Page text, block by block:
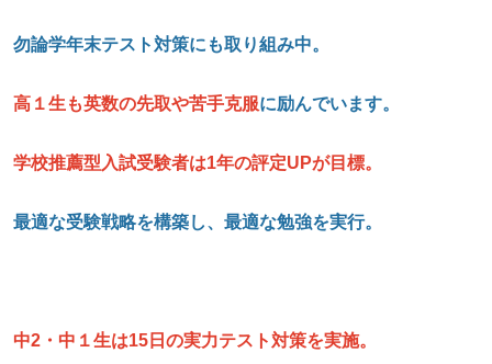
勿論学年末テスト対策にも取り組み中。
高１生も英数の先取や苦手克服に励んでいます。
学校推薦型入試受験者は1年の評定UPが目標。
最適な受験戦略を構築し、最適な勉強を実行。
中2 ・中１生は15 日の実力テスト対策を実施。